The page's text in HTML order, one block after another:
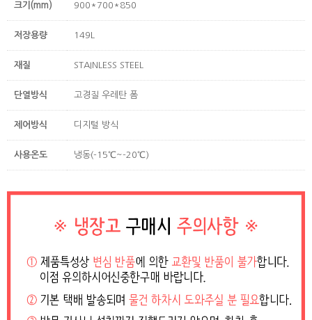
크기(mm) 900*700*850
저장용량 149L
재질 STAINLESS STEEL
단열방식 고경질 우레탄 폼
제어방식 디지털 방식
사용온도 냉동(-15℃~-20℃)